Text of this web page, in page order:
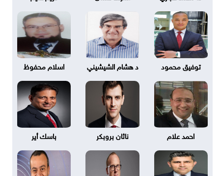
توفيق محمود د هشام الشيشيني اسلام محفوظ
احمد علام ناثان بروبكر باسك أير